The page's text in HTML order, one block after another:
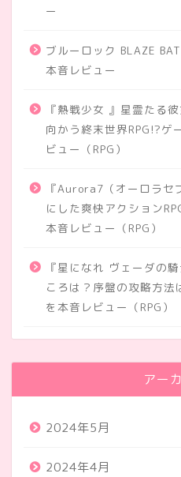
ー
ブルーロック BLAZE
本音レビュー
『熱戦少女 』星霊たる
向かう終末世界RPG!?ゲ
ビュー（RPG）
『Aurora7（オーロラセ
にした爽快アクション
本音レビュー（RPG）
『星になれ ヴェーダの
ころは？序盤の攻略方
を本音レビュー（RPG）
アー
2024年5月
2024年4月